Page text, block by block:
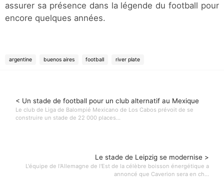
assurer sa présence dans la légende du football pour
encore quelques années.
argentine buenos aires football river plate
< Un stade de football pour un club alternatif au Mexique
Le club de Liga de Balompié Mexicano de Los Cabos prévoit de se
construire un stade de 22 000 places...
Le stade de Leipzig se modernise >
L'équipe de l'Allemagne de l'Est de la célèbre boisson énergétique a
annoncé que Caverion sera en ch...